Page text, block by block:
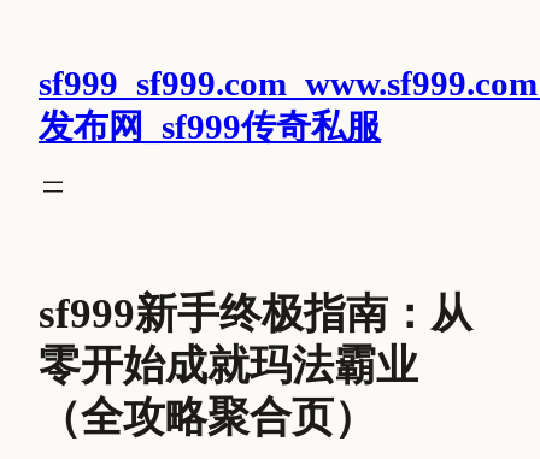
发布网_sf999传奇私服
sf999新手终极指南：从
零开始成就玛法霸业
（全攻略聚合页）